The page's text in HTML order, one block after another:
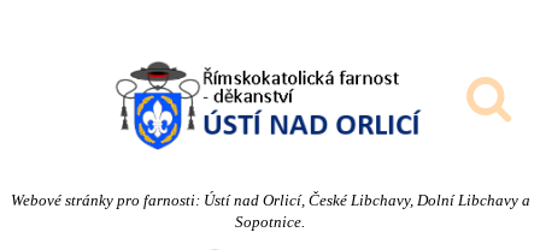
Webové stránky pro farnosti: Ústí nad Orlicí, České Libchavy, Dolní Libchavy a
Sopotnice.